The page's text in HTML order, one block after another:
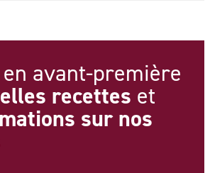
en avant-première
recettes et
sur nos